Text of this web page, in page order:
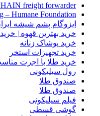
freight forwarder
– Humane Foundation
ایزوگام پشم شیشه
خرید بهترین قهوه |
خرید پوشاک زنانه
خرید تجهیزات استخر
خرید طلا با اجرت
رول سیلیکونی
صندوق طلا
صندوق طلا
فیلم سیلیکونی
گوشی قسطی